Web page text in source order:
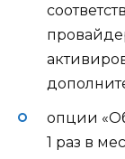
опции
1 раз в